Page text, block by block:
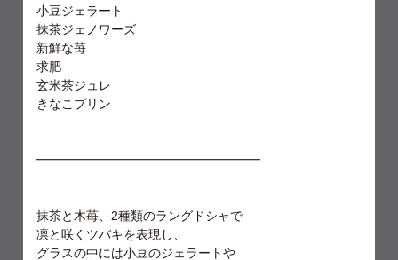
小豆ジェラート
抹茶ジェノワーズ
新鮮な苺
求肥
玄米茶ジュレ
きなこプリン
━━━━━━━━━━━━━━━━━━
抹茶と木苺、2種類のラングドシャで
凛と咲くツバキを表現し、
グラスの中には小豆のジェラートや